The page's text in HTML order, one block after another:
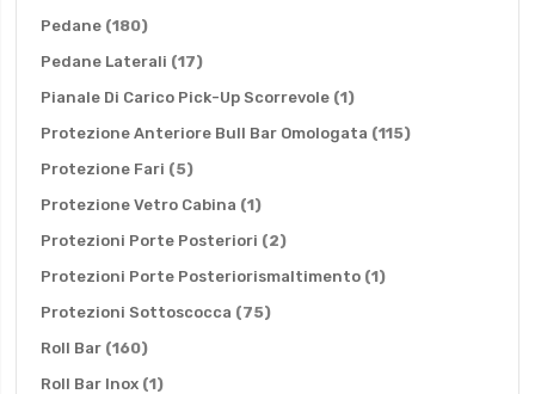
Pedane 180elementi
Pedane Laterali 17elementi
Pianale Di Carico Pick-Up Scorrevole 1elemento
Protezione Anteriore Bull Bar Omologata 115elementi
Protezione Fari 5elementi
Protezione Vetro Cabina 1elemento
Protezioni Porte Posteriori 2elementi
Protezioni Porte Posteriorismaltimento 1elemento
Protezioni Sottoscocca 75elementi
Roll Bar 160elementi
Roll Bar Inox 1elemento